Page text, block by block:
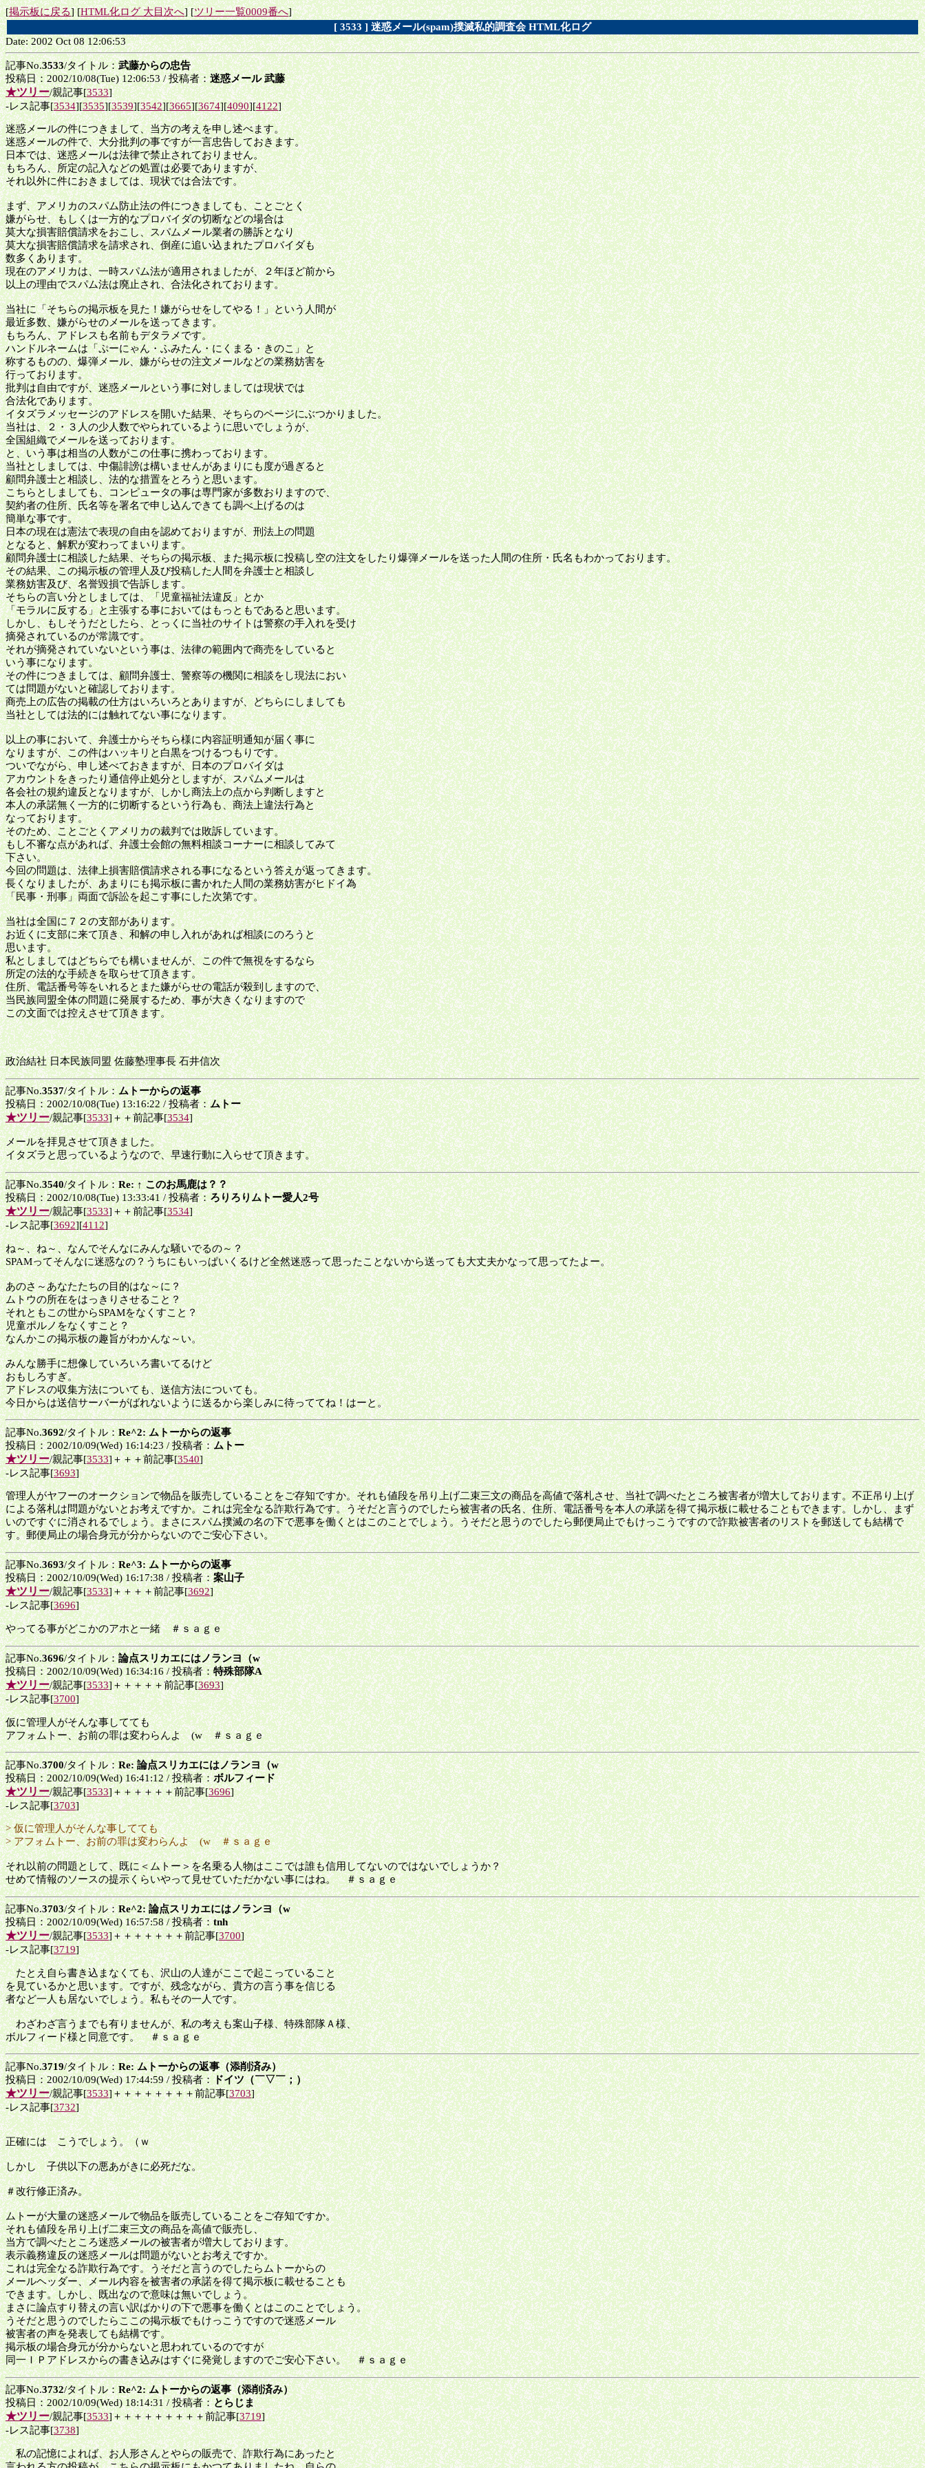
[掲示板に戻る] [HTML化ログ 大目次へ] [ツリー一覧0009番へ]
[ 3533 ] 迷惑メール(spam)撲滅私的調査会 HTML化ログ
Date: 2002 Oct 08 12:06:53
記事No.3533/タイトル：武藤からの忠告
投稿日：2002/10/08(Tue) 12:06:53 / 投稿者：迷惑メール 武藤
★ツリー/親記事[3533]
-レス記事[3534][3535][3539][3542][3665][3674][4090][4122]
迷惑メールの件につきまして、当方の考えを申し述べます。
迷惑メールの件で、大分批判の事ですが一言忠告しておきます。
日本では、迷惑メールは法律で禁止されておりません。
もちろん、所定の記入などの処置は必要でありますが、
それ以外に件におきましては、現状では合法です。
まず、アメリカのスパム防止法の件につきましても、ことごとく
嫌がらせ、もしくは一方的なプロバイダの切断などの場合は
莫大な損害賠償請求をおこし、スパムメール業者の勝訴となり
莫大な損害賠償請求を請求され、倒産に追い込まれたプロバイダも
数多くあります。
現在のアメリカは、一時スパム法が適用されましたが、２年ほど前から
以上の理由でスパム法は廃止され、合法化されております。
当社に「そちらの掲示板を見た！嫌がらせをしてやる！」という人間が
最近多数、嫌がらせのメールを送ってきます。
もちろん、アドレスも名前もデタラメです。
ハンドルネームは「ぷーにゃん・ふみたん・にくまる・きのこ」と
称するものの、爆弾メール、嫌がらせの注文メールなどの業務妨害を
行っております。
批判は自由ですが、迷惑メールという事に対しましては現状では
合法化であります。
イタズラメッセージのアドレスを開いた結果、そちらのページにぶつかりました。
当社は、２・３人の少人数でやられているように思いでしょうが、
全国組織でメールを送っております。
と、いう事は相当の人数がこの仕事に携わっております。
当社としましては、中傷誹謗は構いませんがあまりにも度が過ぎると
顧問弁護士と相談し、法的な措置をとろうと思います。
こちらとしましても、コンピュータの事は専門家が多数おりますので、
契約者の住所、氏名等を署名で申し込んできても調べ上げるのは
簡単な事です。
日本の現在は憲法で表現の自由を認めておりますが、刑法上の問題
となると、解釈が変わってまいります。
顧問弁護士に相談した結果、そちらの掲示板、また掲示板に投稿し空の注文をしたり爆弾メールを送った人間の住所・氏名もわかっております。
その結果、この掲示板の管理人及び投稿した人間を弁護士と相談し
業務妨害及び、名誉毀損で告訴します。
そちらの言い分としましては、「児童福祉法違反」とか
「モラルに反する」と主張する事においてはもっともであると思います。
しかし、もしそうだとしたら、とっくに当社のサイトは警察の手入れを受け
摘発されているのが常識です。
それが摘発されていないという事は、法律の範囲内で商売をしていると
いう事になります。
その件につきましては、顧問弁護士、警察等の機関に相談をし現法におい
ては問題がないと確認しております。
商売上の広告の掲載の仕方はいろいろとありますが、どちらにしましても
当社としては法的には触れてない事になります。
以上の事において、弁護士からそちら様に内容証明通知が届く事に
なりますが、この件はハッキリと白黒をつけるつもりです。
ついでながら、申し述べておきますが、日本のプロバイダは
アカウントをきったり通信停止処分としますが、スパムメールは
各会社の規約違反となりますが、しかし商法上の点から判断しますと
本人の承諾無く一方的に切断するという行為も、商法上違法行為と
なっております。
そのため、ことごとくアメリカの裁判では敗訴しています。
もし不審な点があれば、弁護士会館の無料相談コーナーに相談してみて
下さい。
今回の問題は、法律上損害賠償請求される事になるという答えが返ってきます。
長くなりましたが、あまりにも掲示板に書かれた人間の業務妨害がヒドイ為
「民事・刑事」両面で訴訟を起こす事にした次第です。
当社は全国に７２の支部があります。
お近くに支部に来て頂き、和解の申し入れがあれば相談にのろうと
思います。
私としましてはどちらでも構いませんが、この件で無視をするなら
所定の法的な手続きを取らせて頂きます。
住所、電話番号等をいれるとまた嫌がらせの電話が殺到しますので、
当民族同盟全体の問題に発展するため、事が大きくなりますので
この文面では控えさせて頂きます。
政治結社 日本民族同盟 佐藤塾理事長 石井信次
記事No.3537/タイトル：ムトーからの返事
投稿日：2002/10/08(Tue) 13:16:22 / 投稿者：ムトー
★ツリー/親記事[3533]＋＋前記事[3534]
メールを拝見させて頂きました。
イタズラと思っているようなので、早速行動に入らせて頂きます。
記事No.3540/タイトル：Re: ↑ このお馬鹿は？？
投稿日：2002/10/08(Tue) 13:33:41 / 投稿者：ろりろりムトー愛人2号
★ツリー/親記事[3533]＋＋前記事[3534]
-レス記事[3692][4112]
ね～、ね～、なんでそんなにみんな騒いでるの～？
SPAMってそんなに迷惑なの？うちにもいっぱいくるけど全然迷惑って思ったことないから送っても大丈夫かなって思ってたよー。
あのさ～あなたたちの目的はな～に？
ムトウの所在をはっきりさせること？
それともこの世からSPAMをなくすこと？
児童ポルノをなくすこと？
なんかこの掲示板の趣旨がわかんな～い。
みんな勝手に想像していろいろ書いてるけど
おもしろすぎ。
アドレスの収集方法についても、送信方法についても。
今日からは送信サーバーがばれないように送るから楽しみに待っててね！はーと。
記事No.3692/タイトル：Re^2: ムトーからの返事
投稿日：2002/10/09(Wed) 16:14:23 / 投稿者：ムトー
★ツリー/親記事[3533]＋＋＋前記事[3540]
-レス記事[3693]
管理人がヤフーのオークションで物品を販売していることをご存知ですか。それも値段を吊り上げ二束三文の商品を高値で落札させ、当社で調べたところ被害者が増大しております。不正吊り上げ
による落札は問題がないとお考えですか。これは完全なる詐欺行為です。うそだと言うのでしたら被害者の氏名、住所、電話番号を本人の承諾を得て掲示板に載せることもできます。しかし、まず
いのですぐに消されるでしょう。まさにスパム撲滅の名の下で悪事を働くとはこのことでしょう。うそだと思うのでしたら郵便局止でもけっこうですので詐欺被害者のリストを郵送しても結構で
す。郵便局止の場合身元が分からないのでご安心下さい。
記事No.3693/タイトル：Re^3: ムトーからの返事
投稿日：2002/10/09(Wed) 16:17:38 / 投稿者：案山子
★ツリー/親記事[3533]＋＋＋＋前記事[3692]
-レス記事[3696]
やってる事がどこかのアホと一緒 ＃ｓａｇｅ
記事No.3696/タイトル：論点スリカエにはノランヨ（w
投稿日：2002/10/09(Wed) 16:34:16 / 投稿者：特殊部隊A
★ツリー/親記事[3533]＋＋＋＋＋前記事[3693]
-レス記事[3700]
仮に管理人がそんな事してても
アフォムトー、お前の罪は変わらんよ (w ＃ｓａｇｅ
記事No.3700/タイトル：Re: 論点スリカエにはノランヨ（w
投稿日：2002/10/09(Wed) 16:41:12 / 投稿者：ボルフィード
★ツリー/親記事[3533]＋＋＋＋＋＋前記事[3696]
-レス記事[3703]
> 仮に管理人がそんな事してても
> アフォムトー、お前の罪は変わらんよ (w ＃ｓａｇｅ
それ以前の問題として、既に＜ムトー＞を名乗る人物はここでは誰も信用してないのではないでしょうか？
せめて情報のソースの提示くらいやって見せていただかない事にはね。 ＃ｓａｇｅ
記事No.3703/タイトル：Re^2: 論点スリカエにはノランヨ（w
投稿日：2002/10/09(Wed) 16:57:58 / 投稿者：tnh
★ツリー/親記事[3533]＋＋＋＋＋＋＋前記事[3700]
-レス記事[3719]
たとえ自ら書き込まなくても、沢山の人達がここで起こっていること
を見ているかと思います。ですが、残念ながら、貴方の言う事を信じる
者など一人も居ないでしょう。私もその一人です。
わざわざ言うまでも有りませんが、私の考えも案山子様、特殊部隊Ａ様、
ボルフィード様と同意です。 ＃ｓａｇｅ
記事No.3719/タイトル：Re: ムトーからの返事（添削済み）
投稿日：2002/10/09(Wed) 17:44:59 / 投稿者：ドイツ（￣▽￣；）
★ツリー/親記事[3533]＋＋＋＋＋＋＋＋前記事[3703]
-レス記事[3732]
正確には こうでしょう。（ｗ
しかし 子供以下の悪あがきに必死だな。
＃改行修正済み。
ムトーが大量の迷惑メールで物品を販売していることをご存知ですか。
それも値段を吊り上げ二束三文の商品を高値で販売し、
当方で調べたところ迷惑メールの被害者が増大しております。
表示義務違反の迷惑メールは問題がないとお考えですか。
これは完全なる詐欺行為です。うそだと言うのでしたらムトーからの
メールヘッダー、メール内容を被害者の承諾を得て掲示板に載せることも
できます。しかし、既出なので意味は無いでしょう。
まさに論点すり替えの言い訳ばかりの下で悪事を働くとはこのことでしょう。
うそだと思うのでしたらここの掲示板でもけっこうですので迷惑メール
被害者の声を発表しても結構です。
掲示板の場合身元が分からないと思われているのですが
同一ＩＰアドレスからの書き込みはすぐに発覚しますのでご安心下さい。 ＃ｓａｇｅ
記事No.3732/タイトル：Re^2: ムトーからの返事（添削済み）
投稿日：2002/10/09(Wed) 18:14:31 / 投稿者：とらじま
★ツリー/親記事[3533]＋＋＋＋＋＋＋＋＋前記事[3719]
-レス記事[3738]
私の記憶によれば、お人形さんとやらの販売で、詐欺行為にあったと